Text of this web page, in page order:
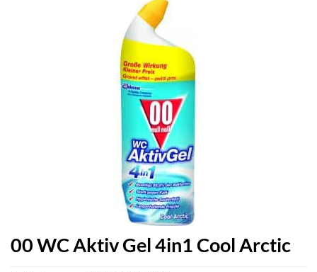
00 WC Aktiv Gel 4in1 Cool Arctic